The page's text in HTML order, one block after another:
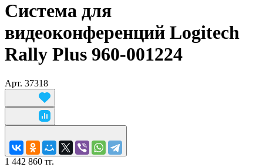
Система для
видеоконференций Logitech
Rally Plus 960-001224
Арт. 37318
1 442 860 тг.